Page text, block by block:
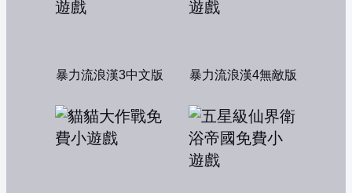
暴力流浪漢3中文版 暴力流浪漢4無敵版